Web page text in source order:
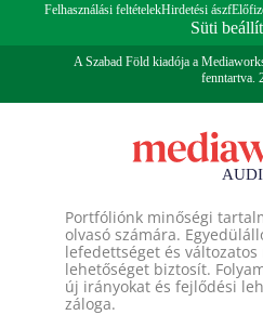
Felhasználási feltételekHirdetési ászf
Süti
A Szabad Föld kiadója a
fenntartva.
Portfóliónk minőségi
olvasó számára.
lefedettséget és változatos
lehetőséget biztosít.
új irányokat és fejlődési
záloga.